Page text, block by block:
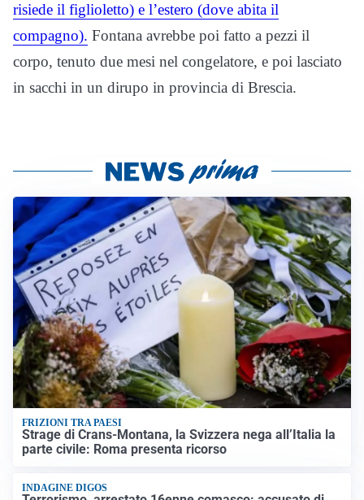
risiede il figlioletto) e l’estero (dove abita il
compagno). Fontana avrebbe poi fatto a pezzi il
corpo, tenuto due mesi nel congelatore, e poi lasciato
in sacchi in un dirupo in provincia di Brescia.
FRIZIONI TRA PAESI
Strage di Crans-Montana, la Svizzera nega all’Italia la
parte civile: Roma presenta ricorso
INDAGINE DIGOS